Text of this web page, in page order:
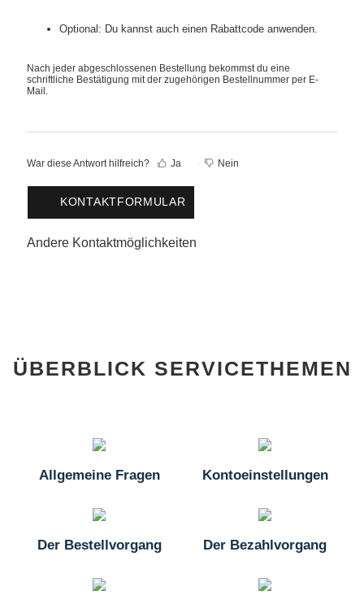
Optional: Du kannst auch einen Rabattcode anwenden.
Nach jeder abgeschlossenen Bestellung bekommst du eine
schriftliche Bestätigung mit der zugehörigen Bestellnummer per E-
Mail.
War diese Antwort hilfreich? Ja Nein
KONTAKTFORMULAR
Andere Kontaktmöglichkeiten
ÜBERBLICK SERVICETHEMEN
Allgemeine Fragen Kontoeinstellungen
Der Bestellvorgang Der Bezahlvorgang